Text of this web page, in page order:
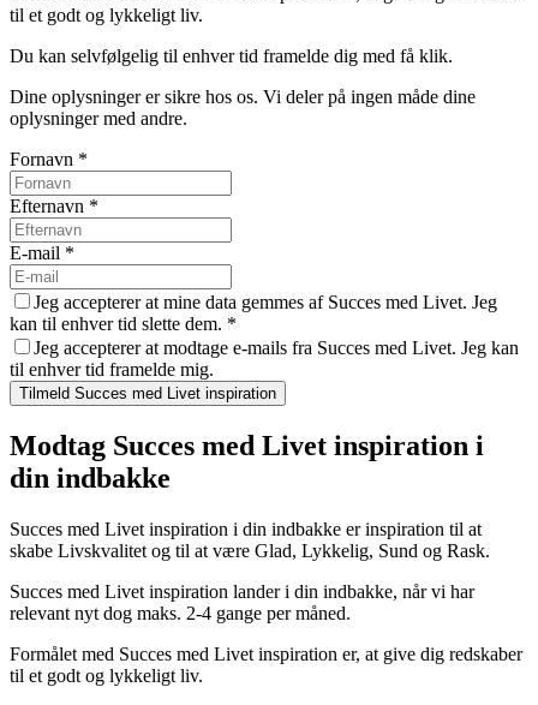
til et godt og lykkeligt liv.
Du kan selvfølgelig til enhver tid framelde dig med få klik.
Dine oplysninger er sikre hos os. Vi deler på ingen måde dine
oplysninger med andre.
Fornavn *
Efternavn *
E-mail *
Jeg accepterer at mine data gemmes af Succes med Livet. Jeg
kan til enhver tid slette dem. *
Jeg accepterer at modtage e-mails fra Succes med Livet. Jeg kan
til enhver tid framelde mig.
Tilmeld Succes med Livet inspiration
Modtag Succes med Livet inspiration i
din indbakke
Succes med Livet inspiration i din indbakke er inspiration til at
skabe Livskvalitet og til at være Glad, Lykkelig, Sund og Rask.
Succes med Livet inspiration lander i din indbakke, når vi har
relevant nyt dog maks. 2-4 gange per måned.
Formålet med Succes med Livet inspiration er, at give dig redskaber
til et godt og lykkeligt liv.